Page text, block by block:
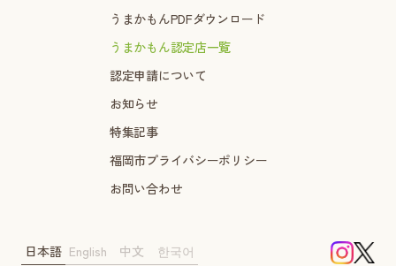
うまかもんPDFダウンロード
うまかもん認定店一覧
認定申請について
お知らせ
特集記事
福岡市プライバシーポリシー
お問い合わせ
日本語 English 中文 한국어